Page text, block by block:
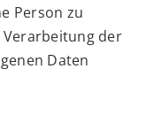
Person zu
der
Daten